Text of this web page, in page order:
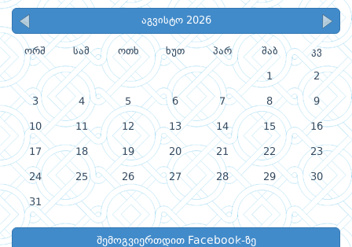
აგვისტო 2026
ორშ სამ ოთხ ხუთ პარ შაბ კვ
1 2
3 4 5 6 7 8 9
10 11 12 13 14 15 16
17 18 19 20 21 22 23
24 25 26 27 28 29 30
31
შემოგვიერთდით Facebook-ზე